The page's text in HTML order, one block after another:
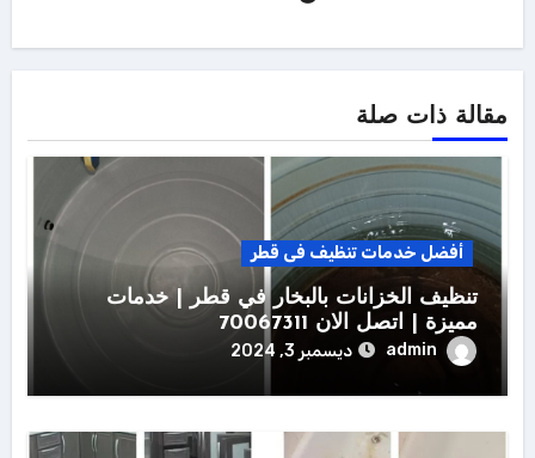
مقالة ذات صلة
أفضل خدمات تنظيف فى قطر
تنظيف الخزانات بالبخار في قطر | خدمات
مميزة | اتصل الان 70067311
admin ديسمبر 3, 2024